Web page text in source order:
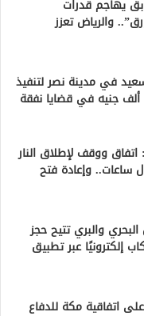
يهاجم قدرات
والرياض تعزز
في مدينة نصر لتنفيذ
اتفاق ووقف لإطلاق النار
ساعات.. وإعادة فتح
والبري تتيح حجز
إلكترونيًا عبر تطبيق
اتفاقية مكة للدفاع